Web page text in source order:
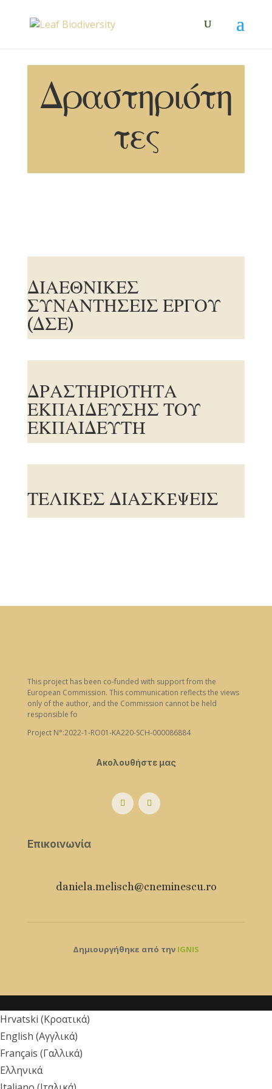
Δραστηριότη
τες
ΔΙΑΕΘΝΙΚΕΣ
ΣΥΝΑΝΤΗΣΕΙΣ ΕΡΓΟΥ
(ΔΣΕ)
ΔΡΑΣΤΗΡΙOΤΗΤΑ
ΕΚΠΑIΔΕΥΣΗΣ ΤΟΥ
ΕΚΠΑΙΔΕΥΤH
ΤΕΛΙΚEΣ ΔΙΑΣΚEΨΕΙΣ
This project has been co-funded with support from the
European Commission. This communication reflects the views
only of the author, and the Commission cannot be held
responsible fo
Project N°:2022-1-RO01-KA220-SCH-000086884
Ακολουθήστε μας
Επικοινωνία
daniela.melisch@cneminescu.ro
Δημιουργήθηκε από την IGNIS
Hrvatski (Κροατικά)
English (Αγγλικά)
Français (Γαλλικά)
Ελληνικά